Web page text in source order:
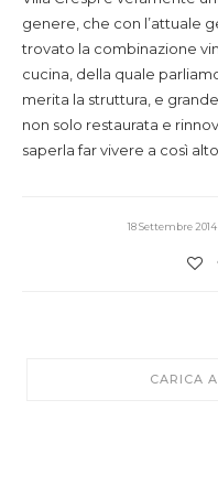
genere, che con l’attuale
trovato la combinazione
cucina, della quale
merita la struttura, e
non solo restaurata e
saperla far vivere a così
18 Settembre 2014
CARICA